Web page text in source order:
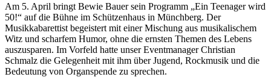
Am 5. April bringt Bewie Bauer sein Programm „Ein Teenager wird
50!“ auf die Bühne im Schützenhaus in Münchberg. Der
Musikkabarettist begeistert mit einer Mischung aus musikalischem
Witz und scharfem Humor, ohne die ernsten Themen des Lebens
auszusparen. Im Vorfeld hatte unser Eventmanager Christian
Schmalz die Gelegenheit mit ihm über Jugend, Rockmusik und die
Bedeutung von Organspende zu sprechen.